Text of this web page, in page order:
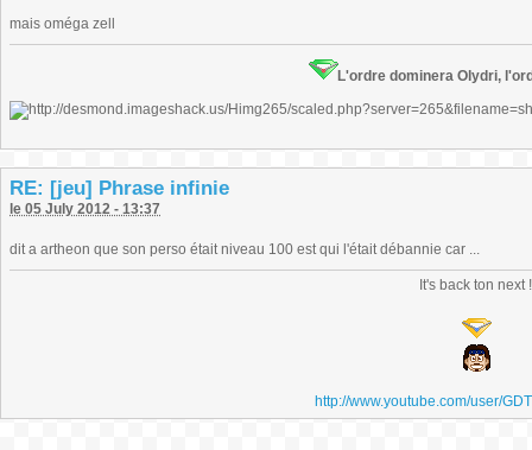
mais oméga zell
L'ordre dominera Olydri,
RE: [jeu] Phrase infinie
le 05 July 2012 - 13:37
dit a artheon que son perso était niveau 100 est qui l'était débannie car ...
It's back ton next !
http://www.youtube.com/user/